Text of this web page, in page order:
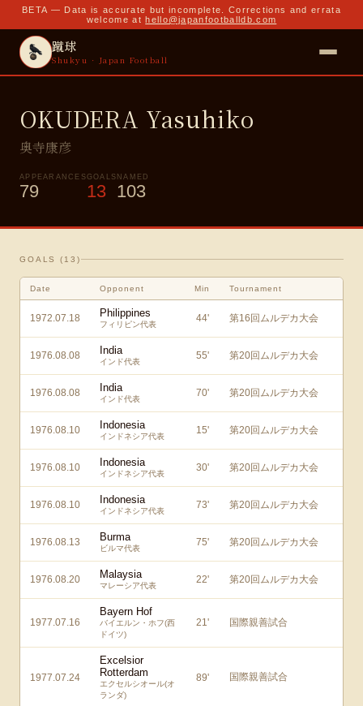
BETA — Data is accurate but incomplete. Corrections and errata
welcome at hello@japanfootballdb.com
蹴球
Shukyu · Japan Football
OKUDERA Yasuhiko
奥寺康彦
APPEARANCES
79
GOALS
13
NAMED
103
GOALS ( 13 )
Date Opponent Min Tournament
1972.07.18 Philippines
フィリピン代表
44' 第16回ムルデカ大会
1976.08.08 India
インド代表
55' 第20回ムルデカ大会
1976.08.08 India
インド代表
70' 第20回ムルデカ大会
1976.08.10 Indonesia
インドネシア代表
15' 第20回ムルデカ大会
1976.08.10 Indonesia
インドネシア代表
30' 第20回ムルデカ大会
1976.08.10 Indonesia
インドネシア代表
73' 第20回ムルデカ大会
1976.08.13 Burma
ビルマ代表
75' 第20回ムルデカ大会
1976.08.20 Malaysia
マレーシア代表
22' 第20回ムルデカ大会
1977.07.16
Bayern Hof
バイエルン・ホフ(西
ドイツ)
21' 国際親善試合
1977.07.24
Excelsior
Rotterdam
エクセルシオール(オ
ランダ)
89' 国際親善試合